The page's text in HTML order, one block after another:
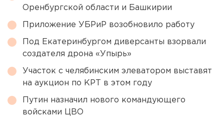
Оренбургской области и Башкирии
Приложение УБРиР возобновило работу
Под Екатеринбургом диверсанты взорвали
создателя дрона «Упырь»
Участок с челябинским элеватором выставят
на аукцион по КРТ в этом году
Путин назначил нового командующего
войсками ЦВО